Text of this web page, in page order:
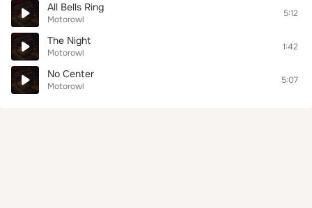
All Bells Ring
Motorowl
5:12
The Night
Motorowl
1:42
No Center
Motorowl
5:07